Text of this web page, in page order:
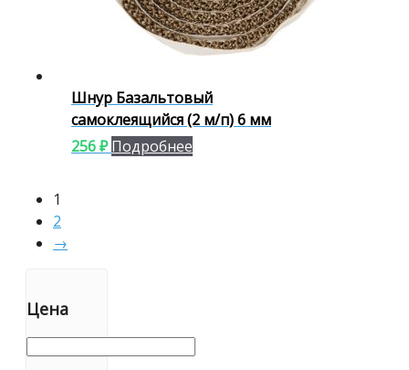
Шнур Базальтовый
самоклеящийся (2 м/п) 6 мм
256₽ Подробнее
1
2
→
Цена